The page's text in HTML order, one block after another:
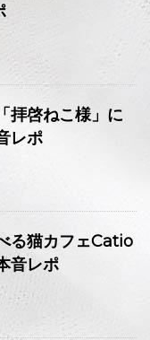
拝啓ねこ様」に
レポ
る猫カフェCatio
音レポ